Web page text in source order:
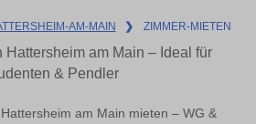
AM-MAIN ❯ ZIMMER-MIETEN
Hattersheim am Main – Ideal für
& Pendler
am Main mieten – WG &